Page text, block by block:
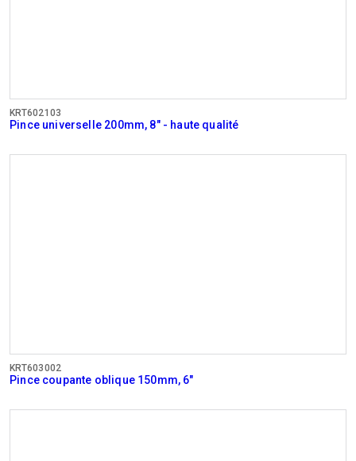
KRT602103
Pince universelle 200mm, 8" - haute qualité
KRT603002
Pince coupante oblique 150mm, 6"